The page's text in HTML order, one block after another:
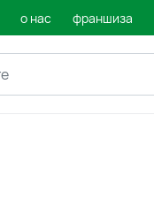
о нас франшиза